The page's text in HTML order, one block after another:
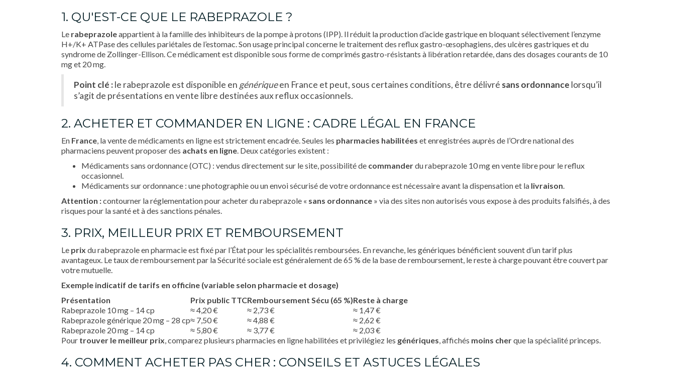
1. QU'EST-CE QUE LE RABEPRAZOLE ?
Le rabeprazoleappartient à la famille des inhibiteurs de la pompe à protons (IPP). Il réduit la production d’acide gastrique en bloquant sélectivement l’enzyme
H+/K+ ATPase des cellules pariétales de l’estomac. Son usage principal concerne le traitement des reflux gastro-œsophagiens, des ulcères gastriques et du
syndrome de Zollinger-Ellison. Ce médicament est disponible sous forme de comprimés gastro-résistants à libération retardée, dans des dosages courants de 10
mg et 20 mg.
Point clé :le rabeprazole est disponible en génériqueen France et peut, sous certaines conditions, être délivré sans ordonnance lorsqu’il
s’agit de présentations en vente libre destinées aux reflux occasionnels.
2. ACHETER ET COMMANDER EN LIGNE : CADRE LÉGAL EN FRANCE
En France, la vente de médicaments en ligne est strictement encadrée. Seules les pharmacies habilitées et enregistrées auprès de l’Ordre national des
pharmaciens peuvent proposer des achats en ligne. Deux catégories existent :
Médicaments sans ordonnance (OTC) : vendus directement sur le site, possibilité de commanderdu rabeprazole 10 mg en vente libre pour le reflux
occasionnel.
Médicaments sur ordonnance : une photographie ou un envoi sécurisé de votre ordonnance est nécessaire avant la dispensation et la livraison.
Attention :contourner la réglementation pour acheter du rabeprazole « sans ordonnance » via des sites non autorisés vous expose à des produits falsifiés, à des
risques pour la santé et à des sanctions pénales.
3. PRIX, MEILLEUR PRIX ET REMBOURSEMENT
Le prix du rabeprazole en pharmacie est fixé par l’État pour les spécialités remboursées. En revanche, les génériques bénéficient souvent d’un tarif plus
avantageux. Le taux de remboursement par la Sécurité sociale est généralement de 65 % de la base de remboursement, le reste à charge pouvant être couvert par
votre mutuelle.
Exemple indicatif de tarifs en officine (variable selon pharmacie et dosage)
Présentation
Prix public TTCRemboursement Sécu (65 %)Reste à charge
Rabeprazole 10 mg – 14 cp
≈ 4,20 € ≈ 2,73 €
≈ 1,47 €
Rabeprazole générique 20 mg – 28 cp≈ 7,50 € ≈ 4,88 €
≈ 2,62 €
Rabeprazole 20 mg – 14 cp
≈ 5,80 € ≈ 3,77 €
≈ 2,03 €
Pour trouver le meilleur prix, comparez plusieurs pharmacies en ligne habilitées et privilégiez les génériques, affichés moins cherque la spécialité princeps.
4. COMMENT ACHETER PAS CHER : CONSEILS ET ASTUCES LÉGALES